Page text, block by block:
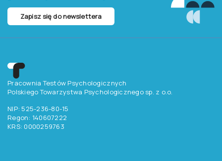
Zapisz się do newslettera
Pracownia Testów Psychologicznych
Polskiego Towarzystwa Psychologicznego sp. z o.o.
NIP: 525-236-80-15
Regon: 140607222
KRS: 0000259763